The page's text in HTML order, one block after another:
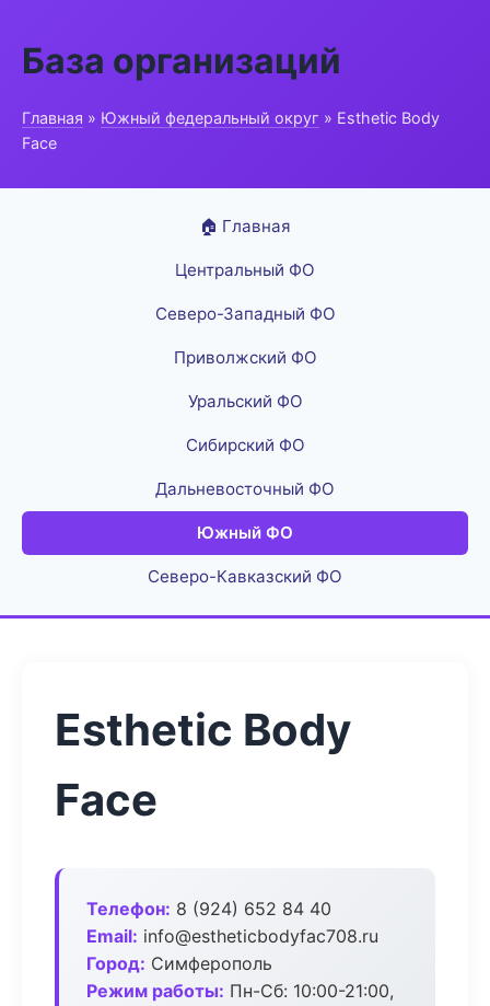
База организаций
Главная » Южный федеральный округ » Esthetic Body
Face
🏠 Главная
Центральный ФО
Северо-Западный ФО
Приволжский ФО
Уральский ФО
Сибирский ФО
Дальневосточный ФО
Южный ФО
Северо-Кавказский ФО
Esthetic Body
Face
Телефон: 8 (924) 652 84 40
Email: info@estheticbodyfac708.ru
Город: Симферополь
Режим работы: Пн-Сб: 10:00-21:00,